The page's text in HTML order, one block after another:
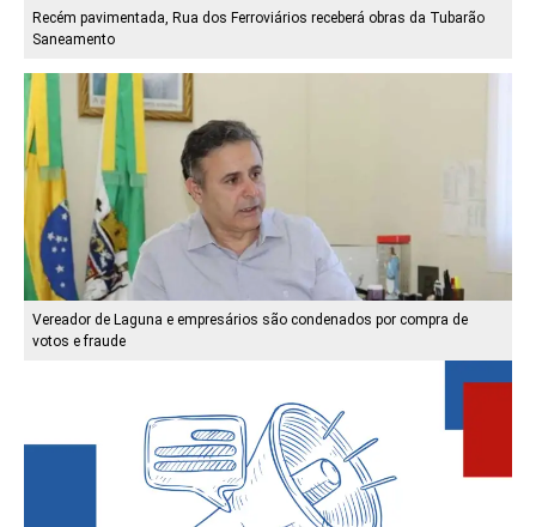
Recém pavimentada, Rua dos Ferroviários receberá obras da Tubarão
Saneamento
Vereador de Laguna e empresários são condenados por compra de
votos e fraude